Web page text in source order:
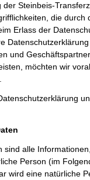
der Steinbeis-
die durch
Erlass der
und
möchten wir
sind alle
Person (im
wird eine natürliche